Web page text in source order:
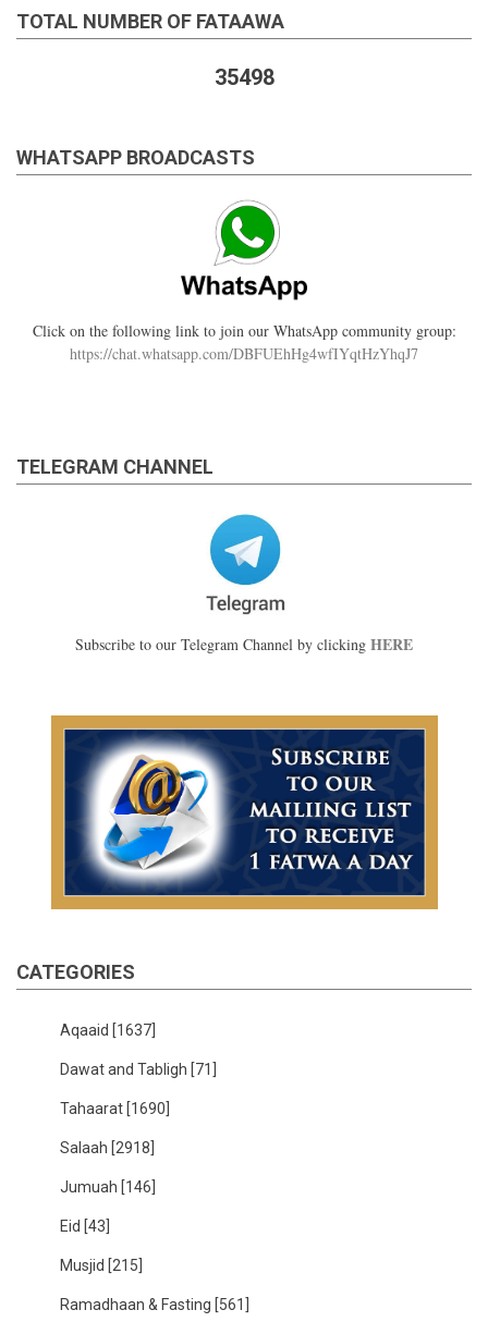
TOTAL NUMBER OF FATAAWA
35498
WHATSAPP BROADCASTS
Click on the following link to join our WhatsApp community group:
https://chat.whatsapp.com/DBFUEhHg4wfIYqtHzYhqJ7
TELEGRAM CHANNEL
Subscribe to our Telegram Channel by clicking HERE
CATEGORIES
Aqaaid [1637]
Dawat and Tabligh [71]
Tahaarat [1690]
Salaah [2918]
Jumuah [146]
Eid [43]
Musjid [215]
Ramadhaan & Fasting [561]